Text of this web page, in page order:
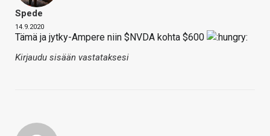
Spede
14.9.2020
Tämä ja jytky-Ampere niin $NVDA kohta $600
Kirjaudu sisään vastataksesi